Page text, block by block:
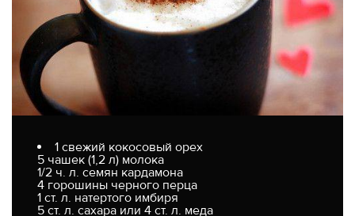
1 свежий кокосовый орех
5 чашек (1,2 л) молока
1/2 ч. л. семян кардамона
4 горошины черного перца
1 ст. л. натертого имбиря
5 ст. л. сахара или 4 ст. л. меда